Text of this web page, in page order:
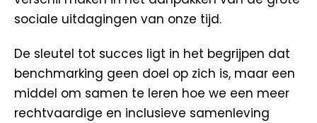
sociale uitdagingen van onze tijd.
De sleutel tot succes ligt in het begrijpen dat
benchmarking geen doel op zich is, maar een
middel om samen te leren hoe we een meer
rechtvaardige en inclusieve samenleving